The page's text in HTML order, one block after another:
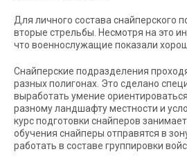
Для личного состава снайперского
вторые стрельбы. Несмотря на это
что военнослужащие показали
Снайперские подразделения
разных полигонах. Это сделано
выработать умение
разному ландшафту местности и
курс подготовки снайперов
обучения снайперы отправятся в
работать в составе группировки